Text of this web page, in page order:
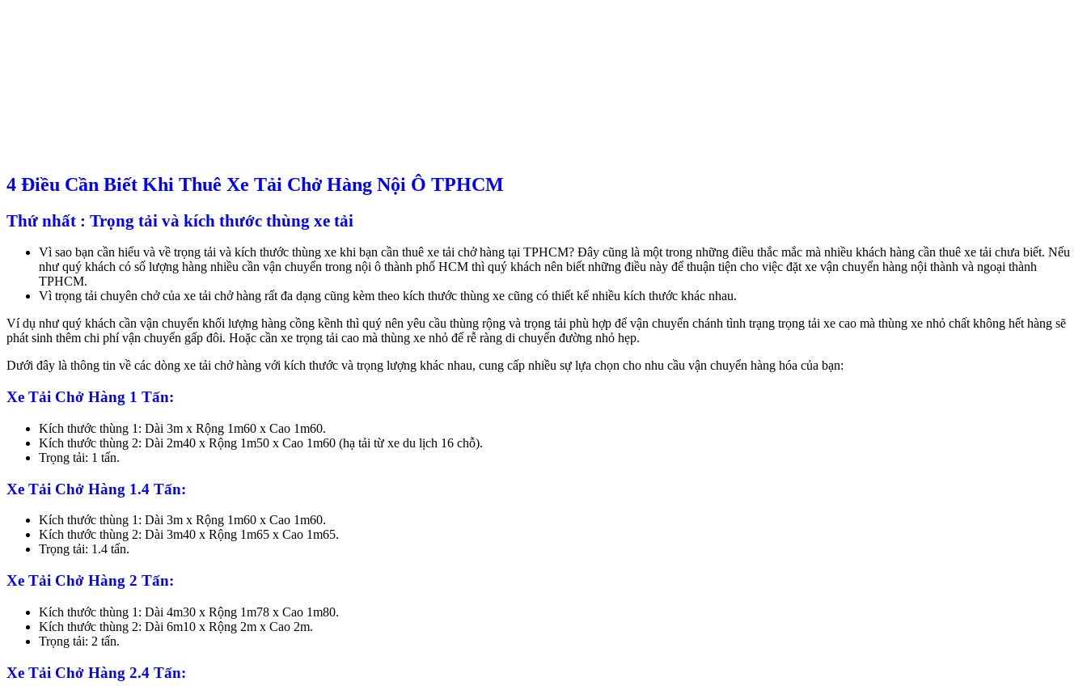
4 Điều Cần Biết Khi Thuê Xe Tải Chở Hàng Nội Ô TPHCM
Thứ nhất : Trọng tải và kích thước thùng xe tải
Vì sao bạn cần hiểu và về trọng tải và kích thước thùng xe khi bạn cần thuê xe tải chở hàng tại TPHCM? Đây cũng là một trong những điều thắc mắc mà nhiều khách hàng cần thuê xe tải chưa biết. Nếu
như quý khách có số lượng hàng nhiều cần vận chuyển trong nội ô thành phố HCM thì quý khách nên biết những điều này để thuận tiện cho việc đặt xe vận chuyển hàng nội thành và ngoại thành
TPHCM.
Vì trọng tải chuyên chở của xe tải chở hàng rất đa dạng cũng kèm theo kích thước thùng xe cũng có thiết kế nhiều kích thước khác nhau.
Ví dụ như quý khách cần vận chuyển khối lượng hàng cồng kềnh thì quý nên yêu cầu thùng rộng và trọng tải phù hợp để vận chuyển chánh tình trạng trọng tải xe cao mà thùng xe nhỏ chất không hết hàng sẽ
phát sinh thêm chi phí vận chuyển gấp đôi. Hoặc cần xe trọng tải cao mà thùng xe nhỏ để rễ ràng di chuyển đường nhỏ hẹp.
Dưới đây là thông tin về các dòng xe tải chở hàng với kích thước và trọng lượng khác nhau, cung cấp nhiều sự lựa chọn cho nhu cầu vận chuyển hàng hóa của bạn:
Xe Tải Chở Hàng 1 Tấn:
Kích thước thùng 1: Dài 3m x Rộng 1m60 x Cao 1m60.
Kích thước thùng 2: Dài 2m40 x Rộng 1m50 x Cao 1m60 (hạ tải từ xe du lịch 16 chỗ).
Trọng tải: 1 tấn.
Xe Tải Chở Hàng 1.4 Tấn:
Kích thước thùng 1: Dài 3m x Rộng 1m60 x Cao 1m60.
Kích thước thùng 2: Dài 3m40 x Rộng 1m65 x Cao 1m65.
Trọng tải: 1.4 tấn.
Xe Tải Chở Hàng 2 Tấn:
Kích thước thùng 1: Dài 4m30 x Rộng 1m78 x Cao 1m80.
Kích thước thùng 2: Dài 6m10 x Rộng 2m x Cao 2m.
Trọng tải: 2 tấn.
Xe Tải Chở Hàng 2.4 Tấn: